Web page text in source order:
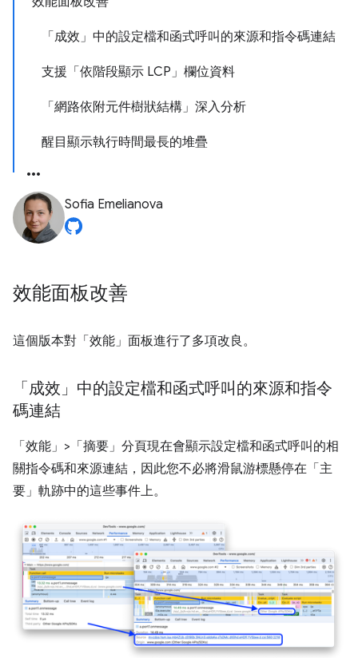
「成效」中的設定檔和函式呼叫的來源和指令碼連結
支援「依階段顯示 LCP」欄位資料
「網路依附元件樹狀結構」深入分析
醒目顯示執行時間最長的堆疊
Sofia Emelianova
效能面板改善
這個版本對「效能」 面板進行了多項改良。
「成效」中的設定檔和函式呼叫的來源和指令
碼連結
「效能」>「摘要」分頁現在會顯示設定檔和函式呼叫的相
關指令碼和來源連結，因此您不必將滑鼠游標懸停在「主
要」軌跡中的這些事件上。